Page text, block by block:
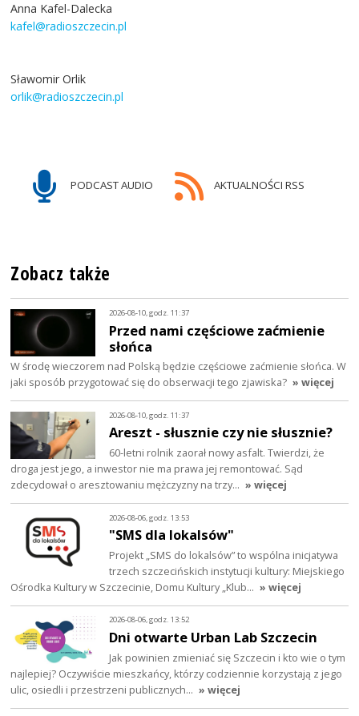
Anna Kafel-Dalecka
kafel@radioszczecin.pl
Sławomir Orlik
orlik@radioszczecin.pl
PODCAST AUDIO AKTUALNOŚCI RSS
Zobacz także
2026-08-10, godz. 11:37
Przed nami częściowe zaćmienie
słońca
W środę wieczorem nad Polską będzie częściowe zaćmienie słońca. W
jaki sposób przygotować się do obserwacji tego zjawiska? » więcej
2026-08-10, godz. 11:37
Areszt - słusznie czy nie słusznie?
60-letni rolnik zaorał nowy asfalt. Twierdzi, że
droga jest jego, a inwestor nie ma prawa jej remontować. Sąd
zdecydował o aresztowaniu mężczyzny na trzy… » więcej
2026-08-06, godz. 13:53
"SMS dla lokalsów"
Projekt „SMS do lokalsów” to wspólna inicjatywa
trzech szczecińskich instytucji kultury: Miejskiego
Ośrodka Kultury w Szczecinie, Domu Kultury „Klub… » więcej
2026-08-06, godz. 13:52
Dni otwarte Urban Lab Szczecin
Jak powinien zmieniać się Szczecin i kto wie o tym
najlepiej? Oczywiście mieszkańcy, którzy codziennie korzystają z jego
ulic, osiedli i przestrzeni publicznych… » więcej